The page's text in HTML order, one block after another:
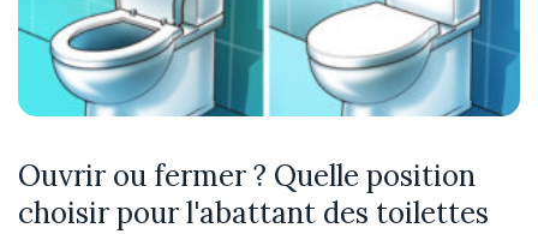
Ouvrir ou fermer ? Quelle position
choisir pour l'abattant des toilettes